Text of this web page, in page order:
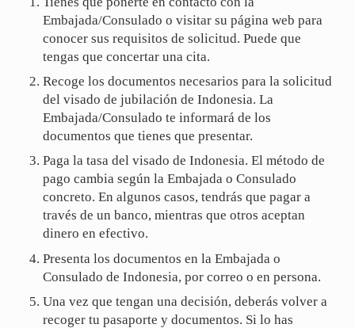
Embajada/Consulado o visitar su página web para
conocer sus requisitos de solicitud. Puede que
tengas que concertar una cita.
Recoge los documentos necesarios para la solicitud
del visado de jubilación de Indonesia. La
Embajada/Consulado te informará de los
documentos que tienes que presentar.
Paga la tasa del visado de Indonesia. El método de
pago cambia según la Embajada o Consulado
concreto. En algunos casos, tendrás que pagar a
través de un banco, mientras que otros aceptan
dinero en efectivo.
Presenta los documentos en la Embajada o
Consulado de Indonesia, por correo o en persona.
Una vez que tengan una decisión, deberás volver a
recoger tu pasaporte y documentos. Si lo has